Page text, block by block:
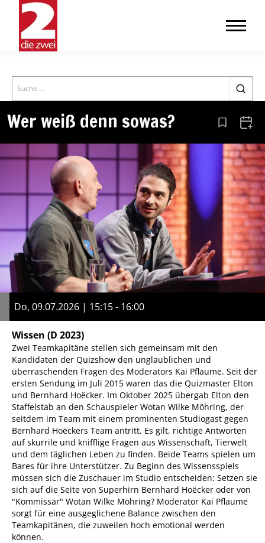
Search
Wer weiß denn sowas? Aus den
Do, 09.07.2026 | 15:15 - 16:00
Wissen (D 2023)
Zwei Teamkapitäne stellen sich gemeinsam mit den
Kandidaten der Quizshow den unglaublichen und
überraschenden Fragen des Moderators Kai Pflaume. Seit der
ersten Sendung im Juli 2015 waren das die Quizmaster Elton
und Bernhard Hoëcker. Im Oktober 2025 übergab Elton den
Staffelstab an den Schauspieler Wotan Wilke Möhring, der
seitdem im Team mit einem prominenten Studiogast gegen
Bernhard Hoëckers Team antritt. Es gilt, richtige Antworten
auf skurrile und knifflige Fragen aus Wissenschaft, Tierwelt
und dem täglichen Leben zu finden. Beide Teams spielen um
Bares für ihre Unterstützer. Zu Beginn des Wissensspiels
müssen sich die Zuschauer im Studio entscheiden: Setzen sie
sich auf die Seite von Superhirn Bernhard Hoëcker oder von
"Kommissar" Wotan Wilke Möhring? Moderator Kai Pflaume
sorgt für eine ausgeglichene Balance zwischen den
Teamkapitänen, die zuweilen hoch emotional werden
können.